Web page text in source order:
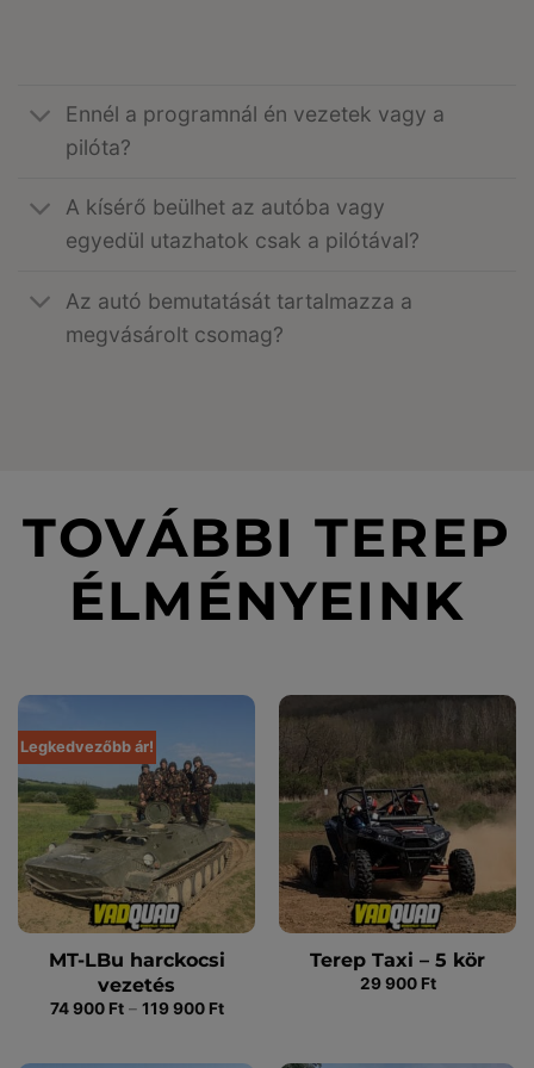
Ennél a programnál én vezetek vagy a
pilóta?
A kísérő beülhet az autóba vagy
egyedül utazhatok csak a pilótával?
Az autó bemutatását tartalmazza a
megvásárolt csomag?
TOVÁBBI TEREP
ÉLMÉNYEINK
Legkedvezőbb ár!
MT-LBu harckocsi
vezetés
74 900 Ft – 119 900 FtÁrtartomány:
Terep Taxi – 5 kör
29 900 Ft